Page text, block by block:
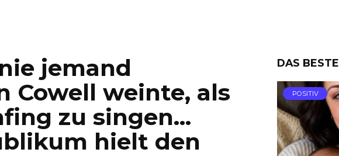
jemand
Cowell weinte, als
zu singen…
hielt den
DAS BESTE
POSITIV